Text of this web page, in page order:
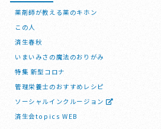
薬剤師が教える薬のキホン
この人
済生春秋
いまいみさの魔法のおりがみ
特集 新型コロナ
管理栄養士のおすすめレシピ
ソーシャルインクルージョン
済生会topics WEB